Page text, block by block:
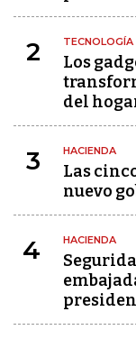
2 TECNOLOGÍA
Los
del
3 HACIENDA
Las
nuevo
4 HACIENDA